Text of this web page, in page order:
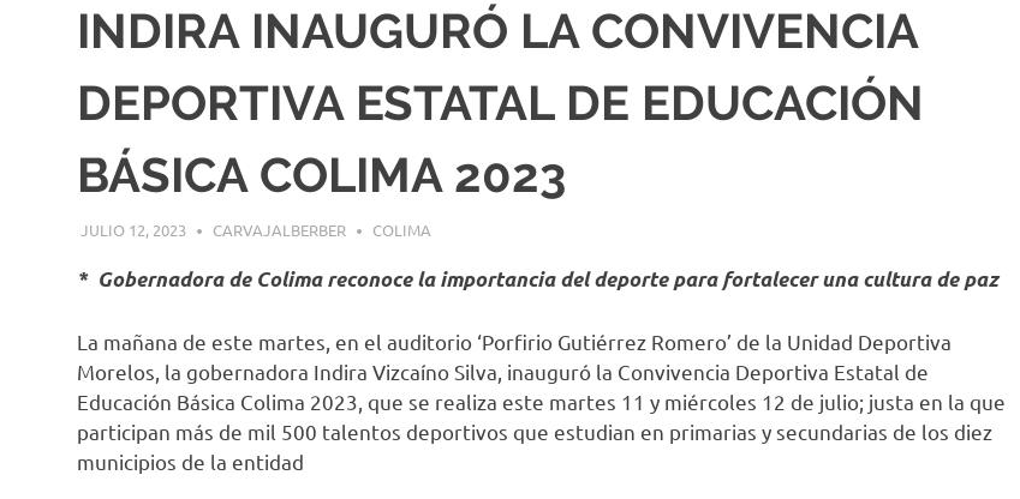
INDIRA INAUGURÓ LA CONVIVENCIA
DEPORTIVA ESTATAL DE EDUCACIÓN
BÁSICA COLIMA 2023
JULIO 12, 2023 CARVAJALBERBER COLIMA
* Gobernadora de Colima reconoce la importancia del deporte para fortalecer una cultura de paz
La mañana de este martes, en el auditorio ‘Porfirio Gutiérrez Romero’ de la Unidad Deportiva
Morelos, la gobernadora Indira Vizcaíno Silva, inauguró la Convivencia Deportiva Estatal de
Educación Básica Colima 2023, que se realiza este martes 11 y miércoles 12 de julio; justa en la que
participan más de mil 500 talentos deportivos que estudian en primarias y secundarias de los diez
municipios de la entidad